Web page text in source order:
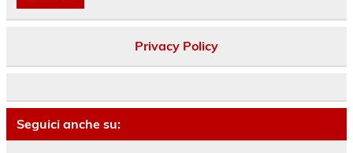
Privacy Policy
Seguici anche su: